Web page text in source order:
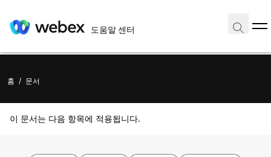
도움말 센터
홈 / 문서
이 문서는 다음 항목에 적용됩니다.